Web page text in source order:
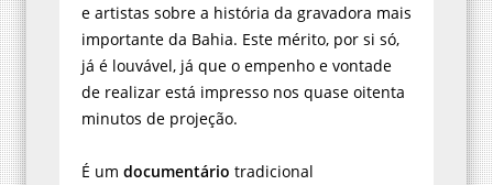
e artistas sobre a história da gravadora mais
importante da Bahia. Este mérito, por si só,
já é louvável, já que o empenho e vontade
de realizar está impresso nos quase oitenta
minutos de projeção.
É um documentário tradicional